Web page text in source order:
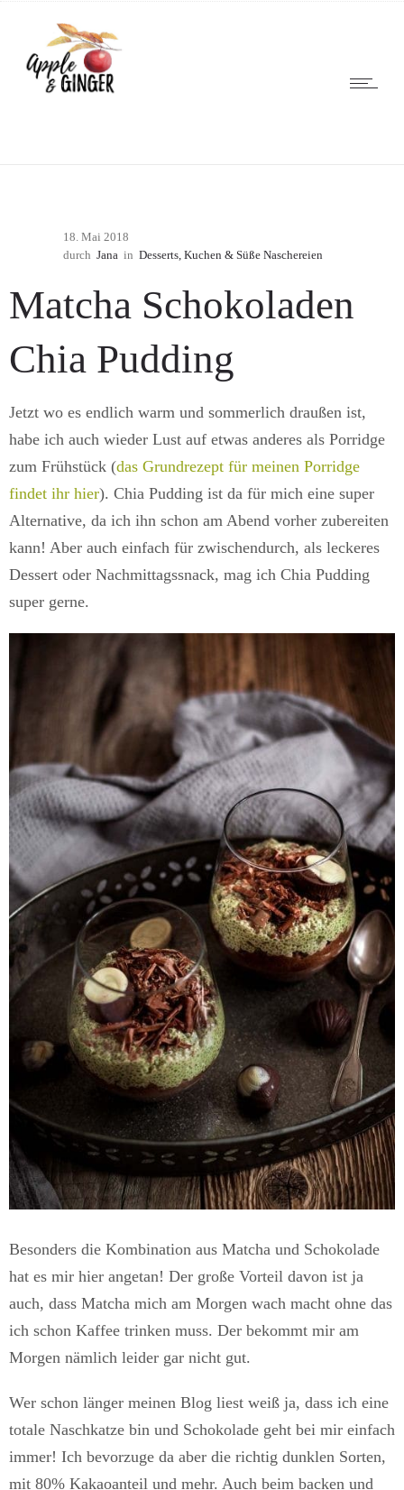
18. Mai 2018
durch Jana in Desserts, Kuchen & Süße Naschereien
Matcha Schokoladen
Chia Pudding
Jetzt wo es endlich warm und sommerlich draußen ist,
habe ich auch wieder Lust auf etwas anderes als Porridge
zum Frühstück (das Grundrezept für meinen Porridge
findet ihr hier). Chia Pudding ist da für mich eine super
Alternative, da ich ihn schon am Abend vorher zubereiten
kann! Aber auch einfach für zwischendurch, als leckeres
Dessert oder Nachmittagssnack, mag ich Chia Pudding
super gerne.
Besonders die Kombination aus Matcha und Schokolade
hat es mir hier angetan! Der große Vorteil davon ist ja
auch, dass Matcha mich am Morgen wach macht ohne das
ich schon Kaffee trinken muss. Der bekommt mir am
Morgen nämlich leider gar nicht gut.
Wer schon länger meinen Blog liest weiß ja, dass ich eine
totale Naschkatze bin und Schokolade geht bei mir einfach
immer! Ich bevorzuge da aber die richtig dunklen Sorten,
mit 80% Kakaoanteil und mehr. Auch beim backen und